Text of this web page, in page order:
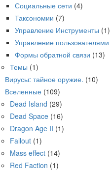
Социальные сети (4)
Таксономии (7)
Управление Инструменты (1)
Управление пользователями
Формы обратной связи (13)
Темы (1)
Вирусы: тайное оружие. (10)
Вселенные (109)
Dead Island (29)
Dead Space (16)
Dragon Age II (1)
Fallout (1)
Mass effect (14)
Red Faction (1)